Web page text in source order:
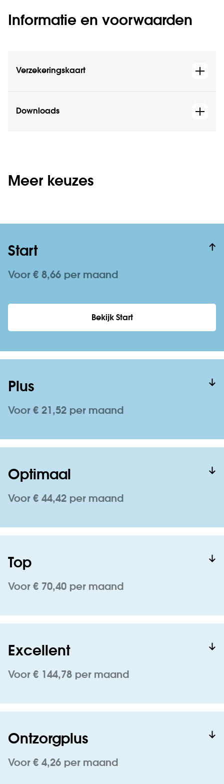
Informatie en voorwaarden
Verzekeringskaart
Downloads
Meer keuzes
Start
Voor € 8,66 per maand
Bekijk Start
Plus
Voor € 21,52 per maand
Optimaal
Voor € 44,42 per maand
Top
Voor € 70,40 per maand
Excellent
Voor € 144,78 per maand
Ontzorgplus
Voor € 4,26 per maand